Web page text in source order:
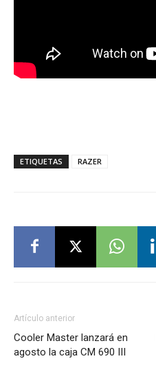
ETIQUETAS RAZER
Artículo anterior
Cooler Master lanzará en
agosto la caja CM 690 III